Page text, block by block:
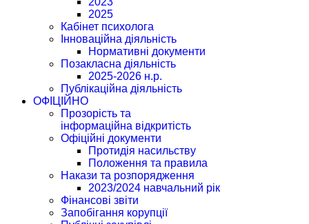
2025
Кабінет психолога
Інноваційна діяльність
Нормативні документи
Позакласна діяльність
2025-2026 н.р.
Публікаційна діяльність
ОФІЦІЙНО
Прозорість та
інформаційна відкритість
Офіційні документи
Протидія насильству
Положення та правила
Накази та розпорядження
2023/2024 навчальний рік
Фінансові звіти
Запобігання корупції